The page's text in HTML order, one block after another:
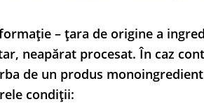
– țara de origine a
neapărat procesat. În caz
de un produs
condiții: